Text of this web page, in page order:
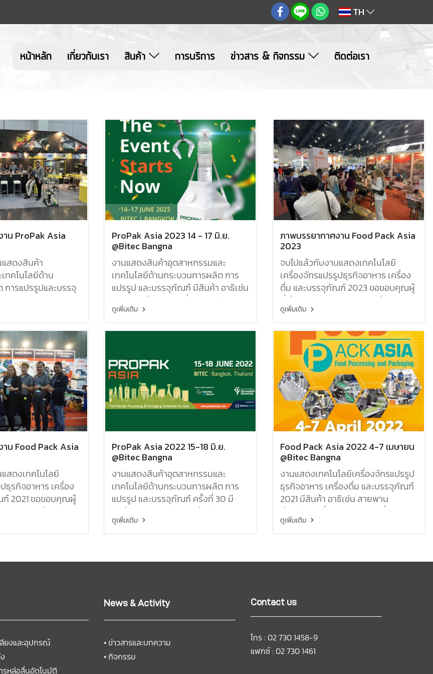
TH
หน้าหลัก เกี่ยวกับเรา สินค้า การบริการ ข่าวสาร & กิจกรรม ติดต่อเรา
น ProPak Asia
สดงสินค้า
ทคโนโลยีด้าน
การแปรรูปและบรรจุ
ช่น สายพาน
มพ์วันผลิต, และอื่นๆ
บคุณผู้ที่ให้ความ
ค้าของเรา
ProPak Asia 2023 14 - 17 มิ.ย.
@Bitec Bangna
งานแสดงสินค้าอุตสาหกรรมและ
เทคโนโลยีด้านกระบวนการผลิต การ
แปรรูป และบรรจุภัณฑ์ มีสินค้า อาธิเช่น
สายพานลำเลียง, เครื่องพิมพ์วันผลิต,
และอื่นๆอีกมากมาย
ดูเพิ่มเติม
ภาพบรรยากาศงาน Food Pack Asia
2023
จบไปแล้วกับงานแสดงเทคโนโลยี
เครื่องจักรแปรรูปธุรกิจอาหาร เครื่อง
ดื่ม และบรรจุภัณฑ์ 2023 ขอขอบคุณผู้
ที่ให้ความสนใจในงานและสินค้าของเรา
ดูเพิ่มเติม
น Food Pack Asia
สดงเทคโนโลยี
ธุรกิจอาหาร เครื่อง
2021 ขอขอบคุณผู้
านและสินค้าของเรา
ProPak Asia 2022 15-18 มิ.ย.
@Bitec Bangna
งานแสดงสินค้าอุตสาหกรรมและ
เทคโนโลยีด้านกระบวนการผลิต การ
แปรรูป และบรรจุภัณฑ์ ครั้งที่ 30 มี
สินค้า อาธิเช่น สายพานลำเลียง,
เครื่องพิมพ์วันผลิต, และอื่นๆอีก
มากมาย
ดูเพิ่มเติม
Food Pack Asia 2022 4-7 เมษายน
@Bitec Bangna
งานแสดงเทคโนโลยีเครื่องจักรแปรรูป
ธุรกิจอาหาร เครื่องดื่ม และบรรจุภัณฑ์
2021 มีสินค้า อาธิเช่น สายพาน
ลำเลียง, เครื่องจ่ายสารหล่อลื่น,
เครื่องพิมพ์ และอื่นๆอีกมากมาย
ดูเพิ่มเติม
ยงและอุปกรณ์
รหล่อลื่นอัตโนมัติ
News & Activity
•ข่าวสารและบทความ
•กิจกรรม
Contact us
โทร : 02 730 1458-9
แฟกซ์ : 02 730 1461